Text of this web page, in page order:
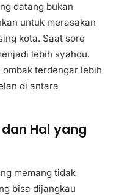
datang bukan
untuk merasakan
kota. Saat sore
lebih syahdu.
terdengar lebih
di antara
Hal yang
memang tidak
bisa dijangkau